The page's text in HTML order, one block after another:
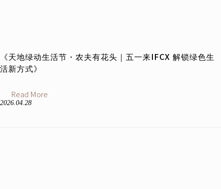
《天地绿动生活节・农夫有花头｜五一来IFCX 解锁绿色生
活新方式》
2026.04.28
Read More